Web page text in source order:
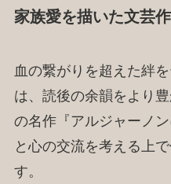
家族愛を描いた文芸
血の繋がりを超えた絆
は、読後の余韻をより
の名作『アルジャーノ
と心の交流を考える上
す。